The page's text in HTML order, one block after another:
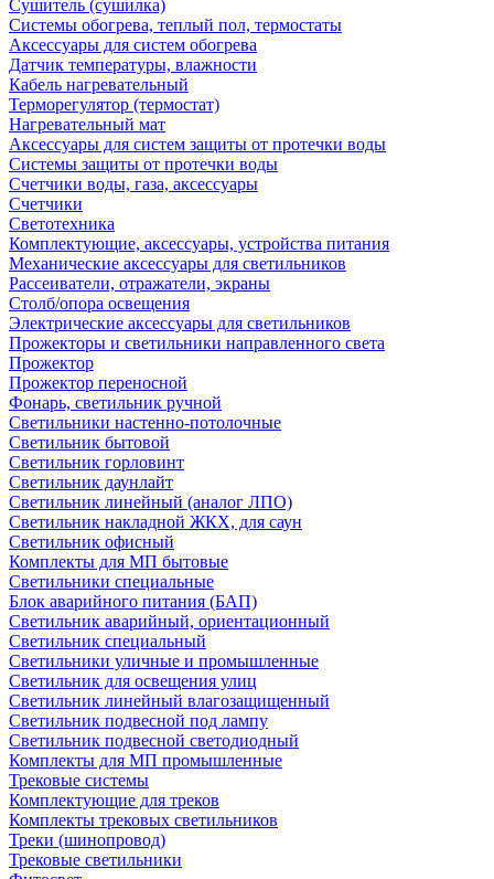
Сушитель (сушилка)
Системы обогрева, теплый пол, термостаты
Аксессуары для систем обогрева
Датчик температуры, влажности
Кабель нагревательный
Терморегулятор (термостат)
Нагревательный мат
Аксессуары для систем защиты от протечки воды
Системы защиты от протечки воды
Счетчики воды, газа, аксессуары
Счетчики
Светотехника
Комплектующие, аксессуары, устройства питания
Механические аксессуары для светильников
Рассеиватели, отражатели, экраны
Столб/опора освещения
Электрические аксессуары для светильников
Прожекторы и светильники направленного света
Прожектор
Прожектор переносной
Фонарь, светильник ручной
Светильники настенно-потолочные
Светильник бытовой
Светильник горловинт
Светильник даунлайт
Светильник линейный (аналог ЛПО)
Светильник накладной ЖКХ, для саун
Светильник офисный
Комплекты для МП бытовые
Светильники специальные
Блок аварийного питания (БАП)
Светильник аварийный, ориентационный
Светильник специальный
Светильники уличные и промышленные
Светильник для освещения улиц
Светильник линейный влагозащищенный
Светильник подвесной под лампу
Светильник подвесной светодиодный
Комплекты для МП промышленные
Трековые системы
Комплектующие для треков
Комплекты трековых светильников
Треки (шинопровод)
Трековые светильники